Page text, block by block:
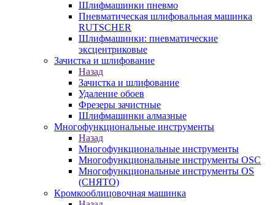
Шлифмашинки пневмо
Пневматическая шлифовальная машинка
RUTSCHER
Шлифмашинки: пневматические
эксцентриковые
Зачистка и шлифование
Назад
Зачистка и шлифование
Удаление обоев
Фрезеры зачистные
Шлифмашинки алмазные
Многофункциональные инструменты
Назад
Многофункциональные инструменты
Многофункциональные инструменты OSC
Многофункциональные инструменты OS
(СНЯТО)
Кромкооблицовочная машинка